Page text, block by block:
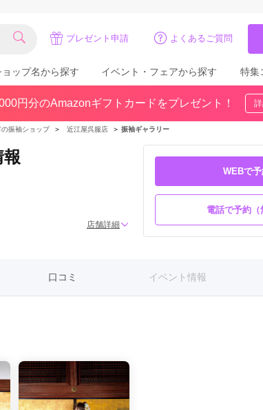
プレゼント申請 よくあるご質問
県(183)
(57)
県(67)
長崎県(44)
ョップ名から探す イベント・フェアから探す 特集
ママ
個
成人
口
円分のAmazonギフトカードをプレゼント！
の振袖ショップ ＞ 近江屋呉服店 ＞ 振袖ギャラリー
報
店舗詳細
WEBで予
電話で予約（
口コミ イベント情報